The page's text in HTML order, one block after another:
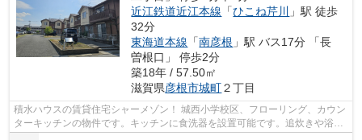
近江鉄道近江本線 「ひこね芹川
」駅 徒歩
32分
東海道本線 「南彦根 」駅 バス17分 「長
曽根口」 停歩2分
築18年 / 57.50㎡
滋賀県彦根市城町２丁目
積水ハウスの賃貸住宅シャーメゾン！ 城西小学校区、フローリング、カウン
ターキッチンの物件です。キッチンに食洗器を設置可能です。追炊きや浴室
乾燥機付きです！シャワー付き洗面台...